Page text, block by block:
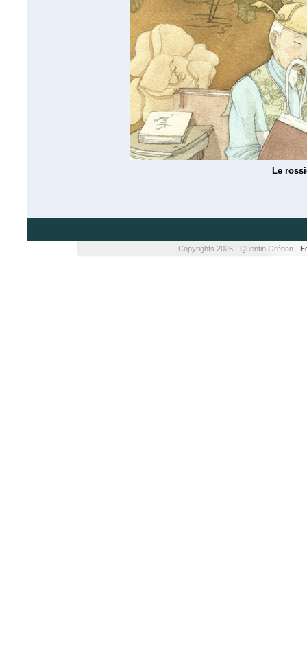
Le
Copyrights 2026 - Quentin Gréban -